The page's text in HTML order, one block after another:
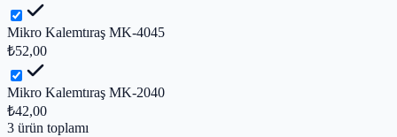
Mikro Kalemtıraş MK-4045
₺52,00
Mikro Kalemtıraş MK-2040
₺42,00
3 ürün toplamı